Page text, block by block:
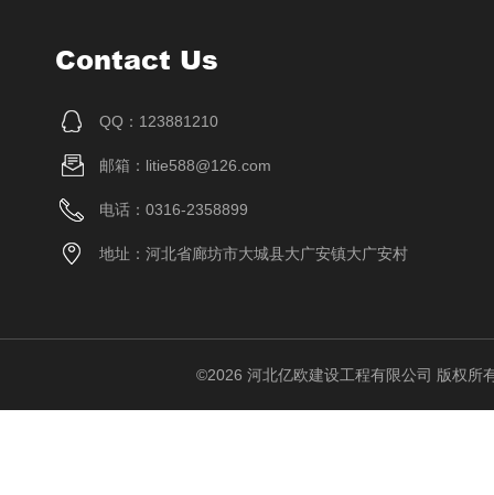
Contact Us
QQ：123881210
邮箱：litie588@126.com
电话：0316-2358899
地址：河北省廊坊市大城县大广安镇大广安村
©2026 河北亿欧建设工程有限公司 版权